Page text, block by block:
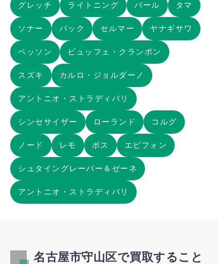
グレッチ ライトニング パール タマ
ソナー バック セルマー ヤナギサワ
ベッソン ビュッフェ・クランポン
スズキ カルロ・ジョルダーノ
アントニオ・ストラディバリ
シンセサイザー ローランド コルグ
ノード レモ ボス エピフォン
シュタイングレーバー＆ゼーネ
アントニオ・ストラディバリ
名古屋市守山区で買取すること